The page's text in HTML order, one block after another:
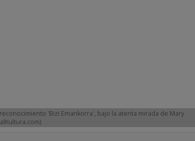
'Bizi Emankorra', bajo la atenta mirada de Mary